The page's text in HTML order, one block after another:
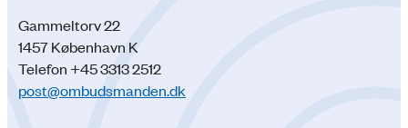
Gammeltorv 22
1457 København K
Telefon +45 3313 2512
post@ombudsmanden.dk